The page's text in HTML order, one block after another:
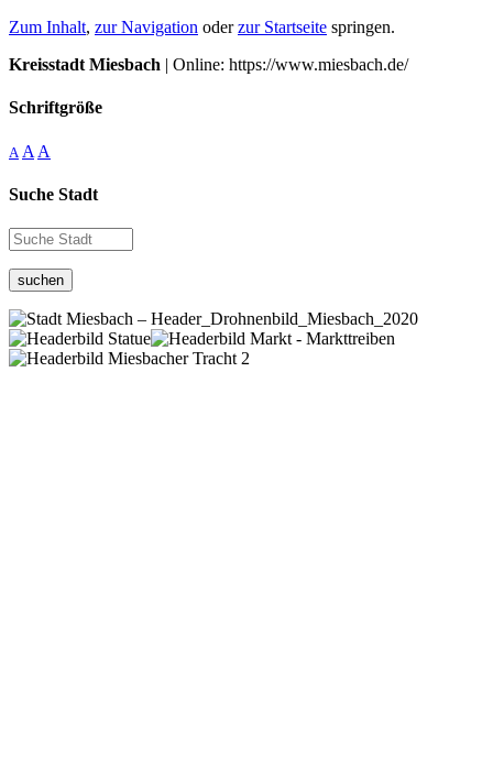
Zum Inhalt, zur Navigation oderzur Startseite springen.
Kreisstadt Miesbach | Online: https://www.miesbach.de/
Schriftgröße
A A A
Suche Stadt
suchen